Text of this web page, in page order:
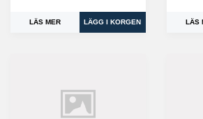
LÄS MER LÄS